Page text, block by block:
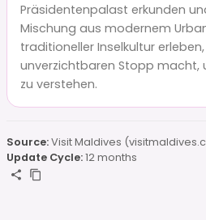
Präsidentenpalast erkunden
Mischung aus modernem
traditioneller Inselkultur
unverzichtbaren Stopp macht,
zu verstehen.
Source:Visit Maldives
Update Cycle:12 months